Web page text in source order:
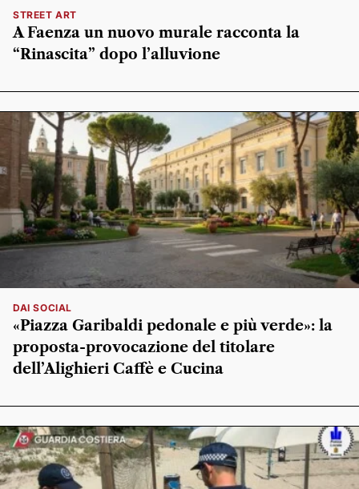
STREET ART
A Faenza un nuovo murale racconta la
“Rinascita” dopo l’alluvione
DAI SOCIAL
«Piazza Garibaldi pedonale e più verde»: la
proposta-provocazione del titolare
dell’Alighieri Caffè e Cucina